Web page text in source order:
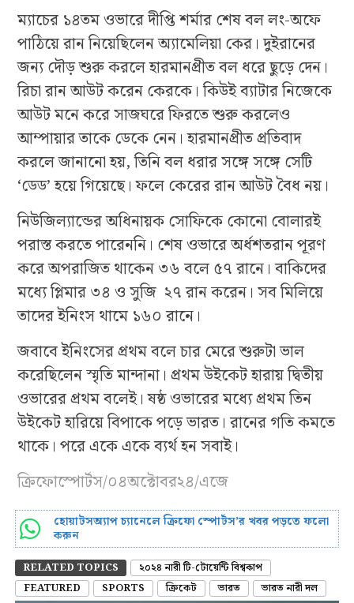
ম্যাচের ১৪তম ওভারে দীপ্তি শর্মার শেষ বল লং-অফে
পাঠিয়ে রান নিয়েছিলেন অ্যামেলিয়া কের। দুইরানের
জন্য দৌড় শুরু করলে হারমানপ্রীত বল ধরে ছুড়ে দেন।
রিচা রান আউট করেন কেরকে। কিউই ব্যাটার নিজেকে
আউট মনে করে সাজঘরে ফিরতে শুরু করলেও
আম্পায়ার তাকে ডেকে নেন। হারমানপ্রীত প্রতিবাদ
করলে জানানো হয়, তিনি বল ধরার সঙ্গে সঙ্গে সেটি
‘ডেড’ হয়ে গিয়েছে। ফলে কেরের রান আউট বৈধ নয়।
নিউজিল্যান্ডের অধিনায়ক সোফিকে কোনো বোলারই
পরাস্ত করতে পারেননি। শেষ ওভারে অর্ধশতরান পূরণ
করে অপরাজিত থাকেন ৩৬ বলে ৫৭ রানে। বাকিদের
মধ্যে প্লিমার ৩৪ ও সুজি ২৭ রান করেন। সব মিলিয়ে
তাদের ইনিংস থামে ১৬০ রানে।
জবাবে ইনিংসের প্রথম বলে চার মেরে শুরুটা ভাল
করেছিলেন স্মৃতি মান্দানা। প্রথম উইকেট হারায় দ্বিতীয়
ওভারের প্রথম বলেই। ষষ্ঠ ওভারের মধ্যে প্রথম তিন
উইকেট হারিয়ে বিপাকে পড়ে ভারত। রানের গতি কমতে
থাকে। পরে একে একে ব্যর্থ হন সবাই।
ক্রিফোস্পোর্টস/০৪অক্টোবর২৪/এজে
হোয়াটসঅ্যাপ চ্যানেলে ক্রিফো স্পোর্টস’র খবর পড়তে ফলো
করুন
RELATED TOPICS
২০২৪ নারী টি-টোয়েন্টি বিশ্বকাপ
FEATURED
SPORTS ক্রিকেট ভারত ভারত নারী দল